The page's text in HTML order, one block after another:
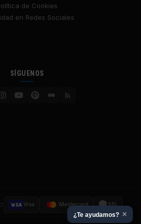
de Cookies
en Redes Sociales
SÍGUENOS
Visa Mastercard SSL
¿Te ayudamos? ×